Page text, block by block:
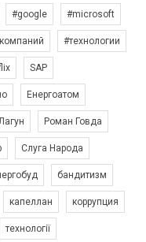
#google #microsoft
#технологии
SAP
Енергоатом
Роман Говда
Слуга Народа
бандитизм
капеллан коррупция
технології